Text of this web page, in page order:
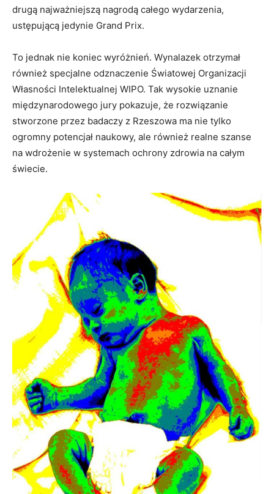
drugą najważniejszą nagrodą całego wydarzenia,
ustępującą jedynie Grand Prix.
To jednak nie koniec wyróżnień. Wynalazek otrzymał
również specjalne odznaczenie Światowej Organizacji
Własności Intelektualnej WIPO. Tak wysokie uznanie
międzynarodowego jury pokazuje, że rozwiązanie
stworzone przez badaczy z Rzeszowa ma nie tylko
ogromny potencjał naukowy, ale również realne szanse
na wdrożenie w systemach ochrony zdrowia na całym
świecie.